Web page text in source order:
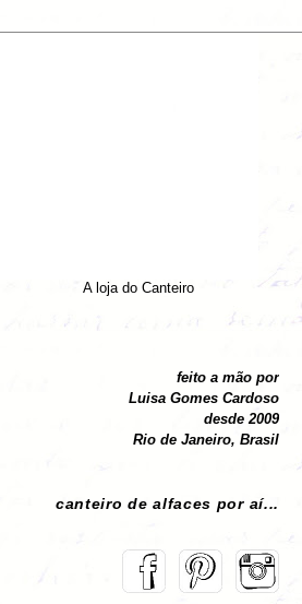
A loja do Canteiro
feito a mão por
Luisa Gomes Cardoso
desde 2009
Rio de Janeiro, Brasil
canteiro de alfaces por aí...